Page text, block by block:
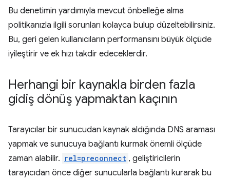
Bu denetimin yardımıyla mevcut önbelleğe alma
politikanızla ilgili sorunları kolayca bulup düzeltebilirsiniz.
Bu, geri gelen kullanıcıların performansını büyük ölçüde
iyileştirir ve ek hızı takdir edeceklerdir.
Herhangi bir kaynakla birden fazla
gidiş dönüş yapmaktan kaçının
Tarayıcılar bir sunucudan kaynak aldığında DNS araması
yapmak ve sunucuya bağlantı kurmak önemli ölçüde
zaman alabilir. rel=preconnect , geliştiricilerin
tarayıcıdan önce diğer sunucularla bağlantı kurarak bu